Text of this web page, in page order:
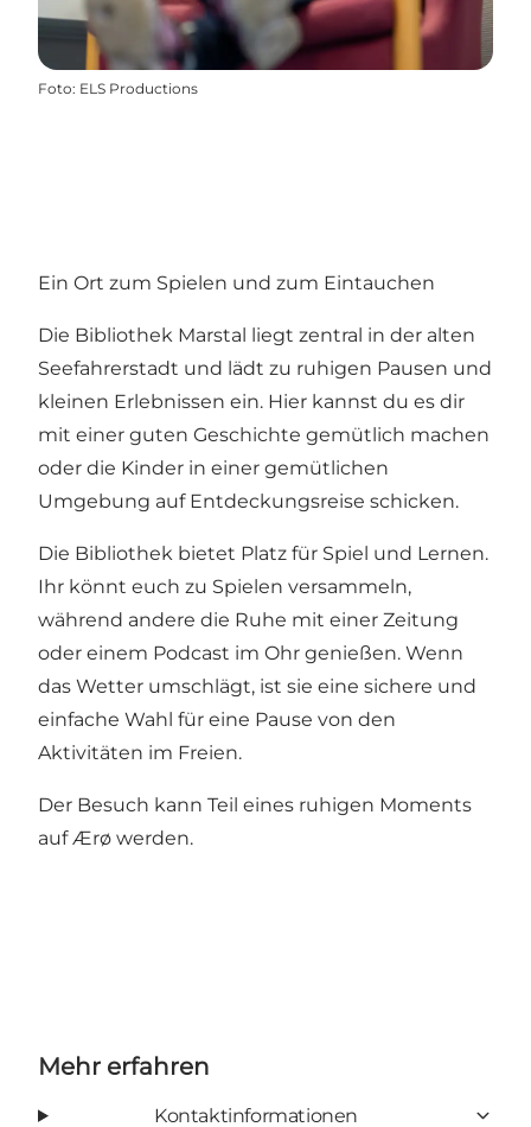
Foto: ELS Productions
Ein Ort zum Spielen und zum Eintauchen
Die Bibliothek Marstal liegt zentral in der alten
Seefahrerstadt und lädt zu ruhigen Pausen und
kleinen Erlebnissen ein. Hier kannst du es dir
mit einer guten Geschichte gemütlich machen
oder die Kinder in einer gemütlichen
Umgebung auf Entdeckungsreise schicken.
Die Bibliothek bietet Platz für Spiel und Lernen.
Ihr könnt euch zu Spielen versammeln,
während andere die Ruhe mit einer Zeitung
oder einem Podcast im Ohr genießen. Wenn
das Wetter umschlägt, ist sie eine sichere und
einfache Wahl für eine Pause von den
Aktivitäten im Freien.
Der Besuch kann Teil eines ruhigen Moments
auf Ærø werden.
Mehr erfahren
Kontaktinformationen